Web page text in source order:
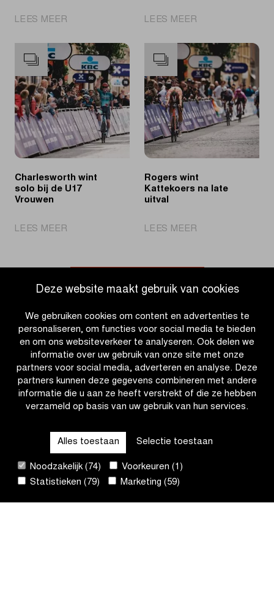
Deze website maakt gebruik van cookies
We gebruiken cookies om content en advertenties te
personaliseren, om functies voor social media te bieden
en om ons websiteverkeer te analyseren. Ook delen we
informatie over uw gebruik van onze site met onze
partners voor social media, adverteren en analyse. Deze
partners kunnen deze gegevens combineren met andere
informatie die u aan ze heeft verstrekt of die ze hebben
verzameld op basis van uw gebruik van hun services.
Alles toestaan Selectie toestaan
Noodzakelijk (74)
Voorkeuren (1)
Statistieken (79)
Marketing (59)
LEES MEER
pakt
de
overwinning
bij
de
U19
Vrouwen
LEES MEER
sprint
naar
overwinning
in
Katjeskoers
Charlesworth wint
solo bij de U17
Vrouwen
LEES MEER
solo
de
Vrouwen
Rogers wint
Kattekoers na late
uitval
LEES MEER
Kattekoers
late
Ga naar nieuwsoverzicht
OTHER RACES
CONTACT